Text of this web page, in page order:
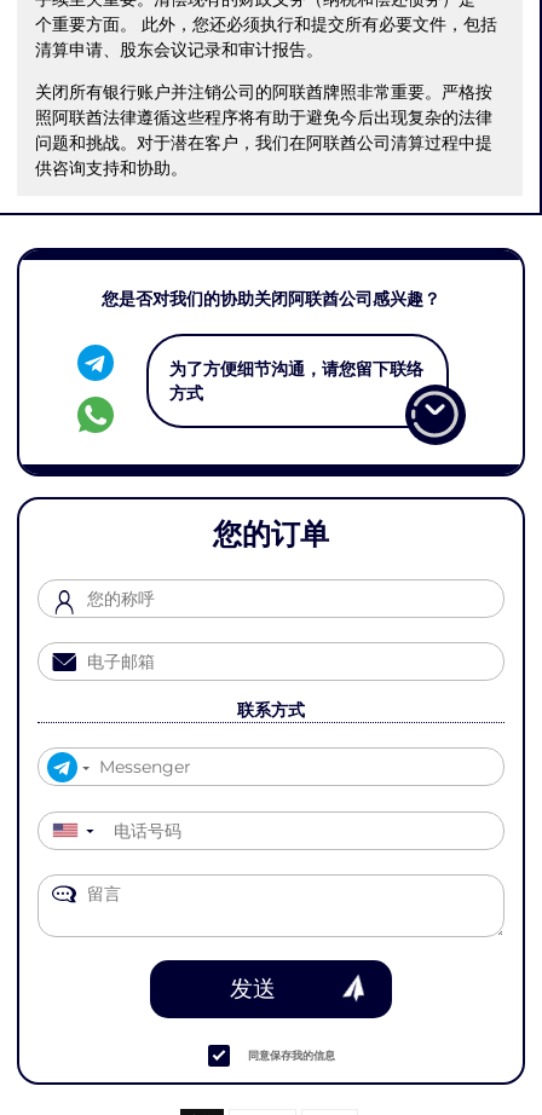
个重要方面。 此外，您还必须执行和提交所有必要文件，包括
清算申请、股东会议记录和审计报告。
关闭所有银行账户并注销公司的阿联酋牌照非常重要。严格按
照阿联酋法律遵循这些程序将有助于避免今后出现复杂的法律
问题和挑战。对于潜在客户，我们在阿联酋公司清算过程中提
供咨询支持和协助。
您是否对我们的协助关闭阿联酋公司感兴趣？
为了方便细节沟通，请您留下联络
方式
您的订单
联系方式
▼
发送
同意保存我的信息